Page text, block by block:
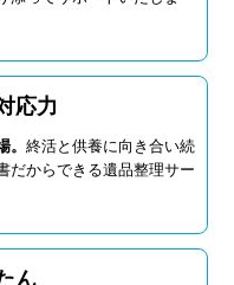
応力
。終活と供養に向き合い続
だからできる遺品整理サー
ん